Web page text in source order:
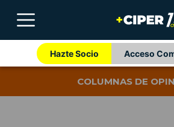
Hazte Socio Acceso
COLUMNAS DE